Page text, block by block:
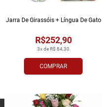
COMPRAR
3x de R$ 84,30
R$252,90
Jarra De Girassóis + Língua De Gato